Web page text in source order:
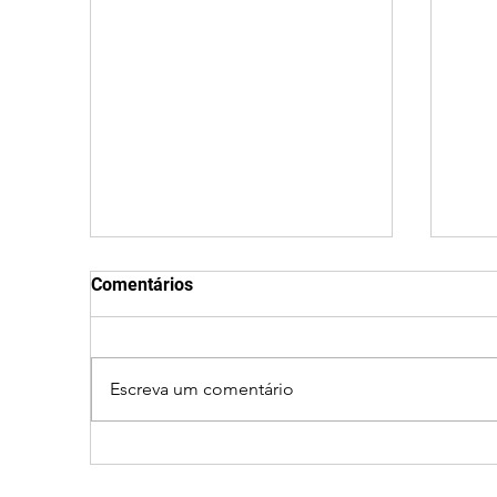
primeiras cirurgias de
Comentários
Escreva um comentário